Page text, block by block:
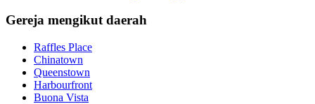
Gereja mengikut daerah
Raffles Place
Chinatown
Queenstown
Harbourfront
Buona Vista